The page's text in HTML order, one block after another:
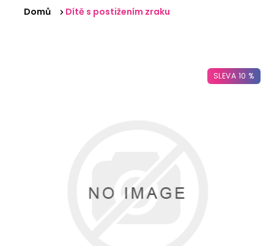
Domů Dítě s postižením zraku
SLEVA 10 %